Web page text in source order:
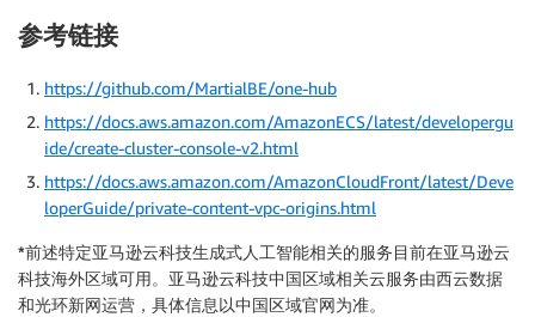
参考链接
https://github.com/MartialBE/one-hub
https://docs.aws.amazon.com/AmazonECS/latest/developergu
ide/create-cluster-console-v2.html
https://docs.aws.amazon.com/AmazonCloudFront/latest/Deve
loperGuide/private-content-vpc-origins.html
*前述特定亚马逊云科技生成式人工智能相关的服务目前在亚马逊云
科技海外区域可用。亚马逊云科技中国区域相关云服务由西云数据
和光环新网运营，具体信息以中国区域官网为准。